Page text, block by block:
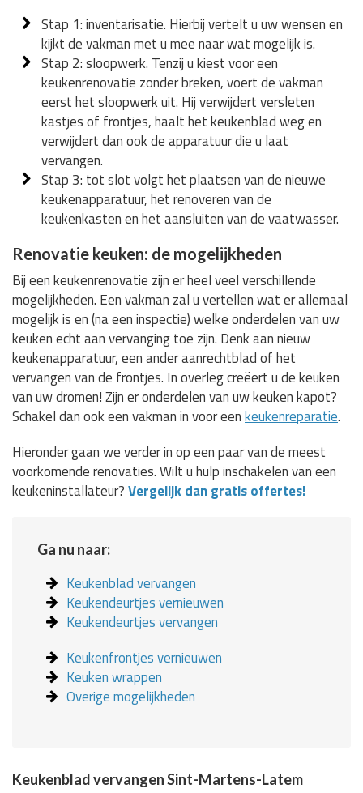
Stap 1: inventarisatie. Hierbij vertelt u uw wensen en
kijkt de vakman met u mee naar wat mogelijk is.
Stap 2: sloopwerk. Tenzij u kiest voor een
keukenrenovatie zonder breken, voert de vakman
eerst het sloopwerk uit. Hij verwijdert versleten
kastjes of frontjes, haalt het keukenblad weg en
verwijdert dan ook de apparatuur die u laat
vervangen.
Stap 3: tot slot volgt het plaatsen van de nieuwe
keukenapparatuur, het renoveren van de
keukenkasten en het aansluiten van de vaatwasser.
Renovatie keuken: de mogelijkheden
Bij een keukenrenovatie zijn er heel veel verschillende
mogelijkheden. Een vakman zal u vertellen wat er allemaal
mogelijk is en (na een inspectie) welke onderdelen van uw
keuken echt aan vervanging toe zijn. Denk aan nieuw
keukenapparatuur, een ander aanrechtblad of het
vervangen van de frontjes. In overleg creëert u de keuken
van uw dromen! Zijn er onderdelen van uw keuken kapot?
Schakel dan ook een vakman in voor eenkeukenreparatie.
Hieronder gaan we verder in op een paar van de meest
voorkomende renovaties. Wilt u hulp inschakelen van een
keukeninstallateur?Vergelijk dan gratis offertes!
Ga nu naar:
Keukenblad vervangen
Keukendeurtjes vernieuwen
Keukendeurtjes vervangen
Keukenfrontjes vernieuwen
Keuken wrappen
Overige mogelijkheden
Keukenblad vervangen Sint-Martens-Latem